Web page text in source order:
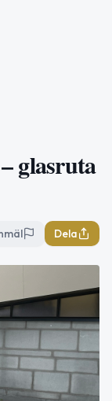
glasruta
Dela